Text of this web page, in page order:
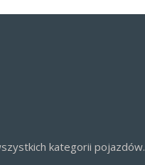
kategorii pojazdów.